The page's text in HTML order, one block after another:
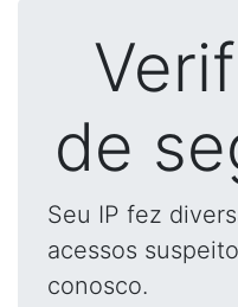
de
Seu IP fez
acessos
conosco.